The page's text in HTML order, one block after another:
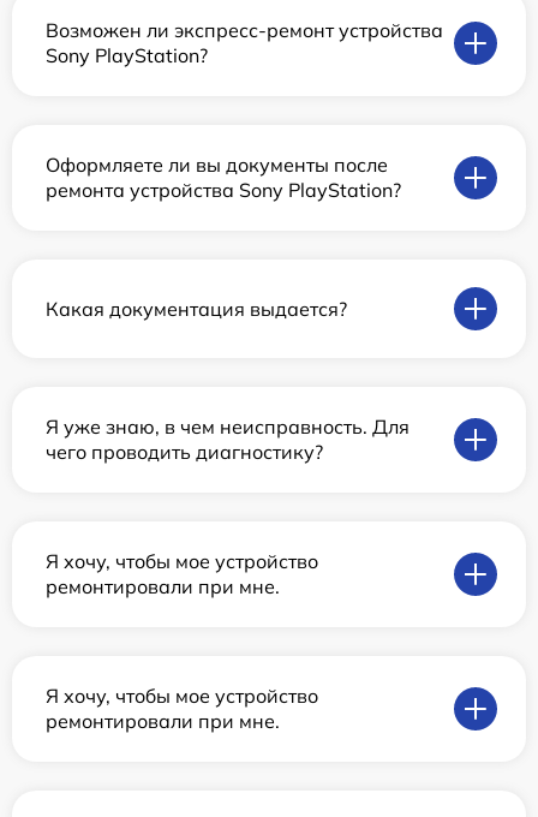
Возможен ли экспресс-ремонт устройства
Sony PlayStation?
Оформляете ли вы документы после
ремонта устройства Sony PlayStation?
Какая документация выдается?
Я уже знаю, в чем неисправность. Для
чего проводить диагностику?
Я хочу, чтобы мое устройство
ремонтировали при мне.
Я хочу, чтобы мое устройство
ремонтировали при мне.